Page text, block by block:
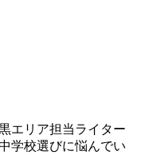
エリア担当ライター
学校選びに悩んでい